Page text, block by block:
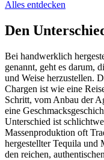
Alles entdecken
Den
Bei handwerklich
genannt, geht es darum,
und Weise herzustellen.
Chargen ist wie eine
Schritt, vom Anbau der
eine
Unterschied ist
Massenproduktion oft
hergestellter Tequila und
den reichen,